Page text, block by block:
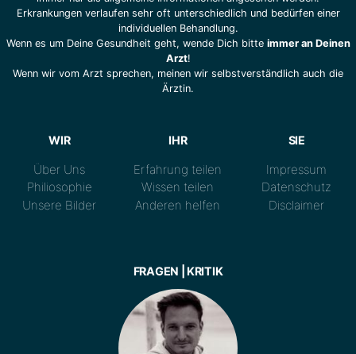
Erkrankungen verlaufen sehr oft unterschiedlich und bedürfen einer
individuellen Behandlung.
Wenn es um Deine Gesundheit geht, wende Dich bitte immer an Deinen
Arzt!
Wenn wir vom Arzt sprechen, meinen wir selbstverständlich auch die
Ärztin.
WIR
Über Uns
Philiosophie
Unsere Bilder
IHR
Erfahrung teilen
Wissen teilen
Anderen helfen
SIE
Impressum
Datenschutz
Disclaimer
FRAGEN | KRITIK